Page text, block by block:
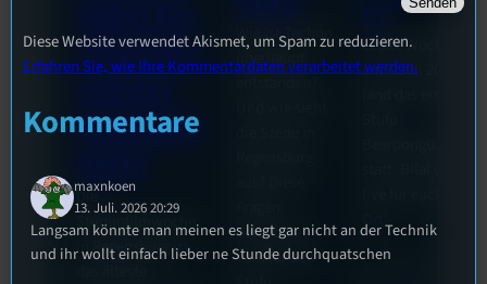
Interview
Festivalle
Die
Stummfilmwoche
in Regensburg ist
Wie ist Techno
überhaupt
beleuchtet
Tom für den
Letzte Woche
am 7.Juli 2026
Ort!
Diese Website verwendet Akismet, um Spam zu reduzieren.
Erfahren Sie, wie Ihre Kommentardaten verarbeitet werden.
Kommentare
maxnkoen
13. Juli. 2026 20:29
Langsam könnte man meinen es liegt gar nicht an der Technik
und ihr wollt einfach lieber ne Stunde durchquatschen